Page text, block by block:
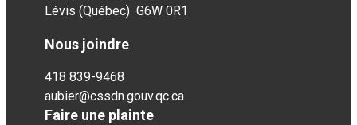
Lévis (Québec) G6W 0R1
Nous joindre
418 839-9468
aubier@cssdn.gouv.qc.ca
Faire une plainte